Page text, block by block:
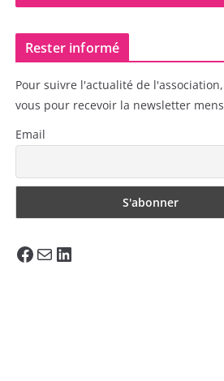
Rester informé
Pour suivre l'actualité de
vous pour recevoir la newsletter
Email
Facebook E-mail LinkedIn